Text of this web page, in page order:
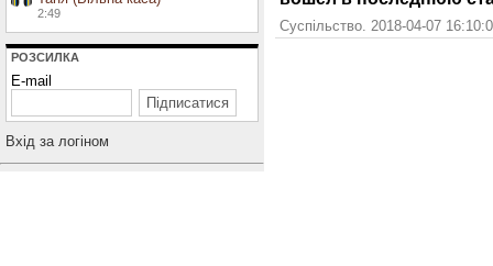
2:49
РОЗСИЛКА
E-mail
Вхiд за логiном
Суспільство. 2018-04-07